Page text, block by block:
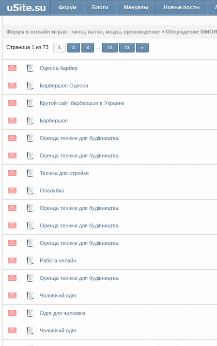
Форум Блоги Мануалы Новые посты
Форум о онлайн играх - читы, патчи, моды, прохождение » Обсуждение
Страница 1 из 73 1 2 3 72 73 »
Одесса барбер
Барбершоп Одесса
Крутой сайт барбершоп в Украине
Барбершоп
Оренда техніки для будівництва
Оренда техніки для будівництва
Техніка для стройки
Опалубка
Оренда техніки для будівництва
Оренда техніки для будівництва
Оренда техніки для будівництва
Работа онлайн
Оренда техніки для будівництва
Чоловічий одяг
Одяг для чоловіків
Чоловічий одяг